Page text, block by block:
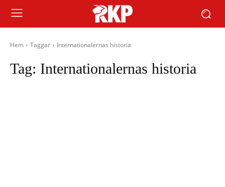
Hem Taggar Internationalernas historia
Tag: Internationalernas historia